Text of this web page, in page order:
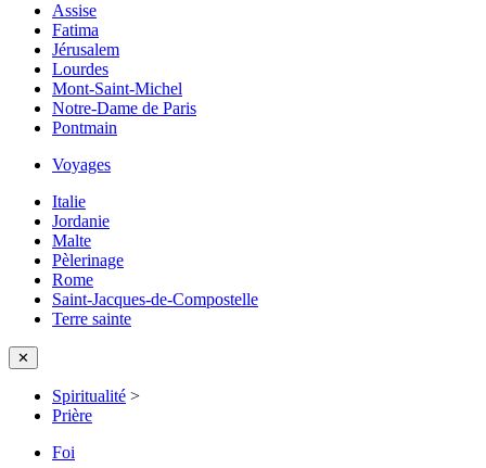
Assise
Fatima
Jérusalem
Lourdes
Mont-Saint-Michel
Notre-Dame de Paris
Pontmain
Voyages
Italie
Jordanie
Malte
Pèlerinage
Rome
Saint-Jacques-de-Compostelle
Terre sainte
✕
Spiritualité >
Prière
Foi